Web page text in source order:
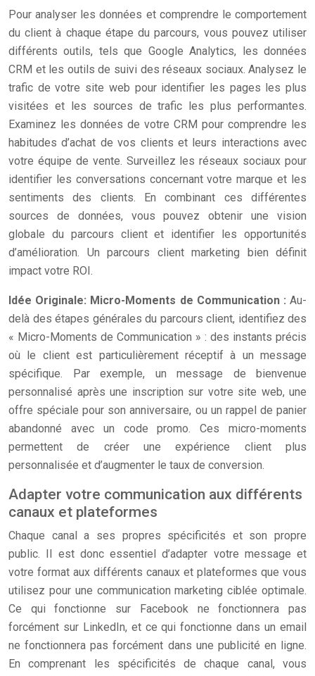
Pour analyser les données et comprendre le comportement
du client à chaque étape du parcours, vous pouvez utiliser
différents outils, tels que Google Analytics, les données
CRM et les outils de suivi des réseaux sociaux. Analysez le
trafic de votre site web pour identifier les pages les plus
visitées et les sources de trafic les plus performantes.
Examinez les données de votre CRM pour comprendre les
habitudes d’achat de vos clients et leurs interactions avec
votre équipe de vente. Surveillez les réseaux sociaux pour
identifier les conversations concernant votre marque et les
sentiments des clients. En combinant ces différentes
sources de données, vous pouvez obtenir une vision
globale du parcours client et identifier les opportunités
d’amélioration. Un parcours client marketing bien définit
impact votre ROI.
Idée Originale: Micro-Moments de Communication : Au-
delà des étapes générales du parcours client, identifiez des
« Micro-Moments de Communication » : des instants précis
où le client est particulièrement réceptif à un message
spécifique. Par exemple, un message de bienvenue
personnalisé après une inscription sur votre site web, une
offre spéciale pour son anniversaire, ou un rappel de panier
abandonné avec un code promo. Ces micro-moments
permettent de créer une expérience client plus
personnalisée et d’augmenter le taux de conversion.
Adapter votre communication aux différents
canaux et plateformes
Chaque canal a ses propres spécificités et son propre
public. Il est donc essentiel d’adapter votre message et
votre format aux différents canaux et plateformes que vous
utilisez pour une communication marketing ciblée optimale.
Ce qui fonctionne sur Facebook ne fonctionnera pas
forcément sur LinkedIn, et ce qui fonctionne dans un email
ne fonctionnera pas forcément dans une publicité en ligne.
En comprenant les spécificités de chaque canal, vous